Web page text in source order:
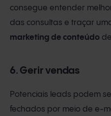
consegue entender
das consultas e traçar
marketing de conteúdo
6. Gerir vendas
Potenciais leads podem
fechados por meio de e-